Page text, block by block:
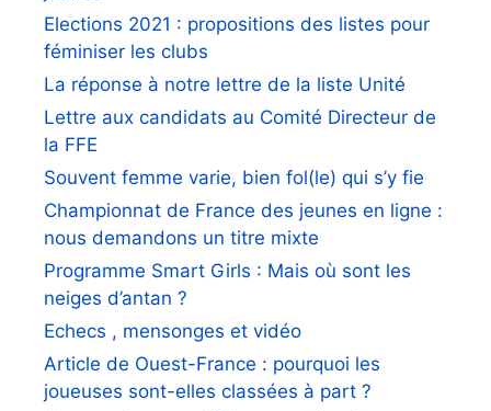
Elections 2021 : propositions des listes pour
féminiser les clubs
La réponse à notre lettre de la liste Unité
Lettre aux candidats au Comité Directeur de
la FFE
Souvent femme varie, bien fol(le) qui s’y fie
Championnat de France des jeunes en ligne :
nous demandons un titre mixte
Programme Smart Girls : Mais où sont les
neiges d’antan ?
Echecs , mensonges et vidéo
Article de Ouest-France : pourquoi les
joueuses sont-elles classées à part ?